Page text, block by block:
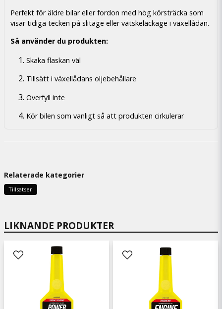
Perfekt för äldre bilar eller fordon med hög körsträcka som
visar tidiga tecken på slitage eller vätskeläckage i växellådan.
Så använder du produkten:
Skaka flaskan väl
Tillsätt i växellådans oljebehållare
Överfyll inte
Kör bilen som vanligt så att produkten cirkulerar
LIKNANDE PRODUKTER
Relaterade kategorier
Tillsatser